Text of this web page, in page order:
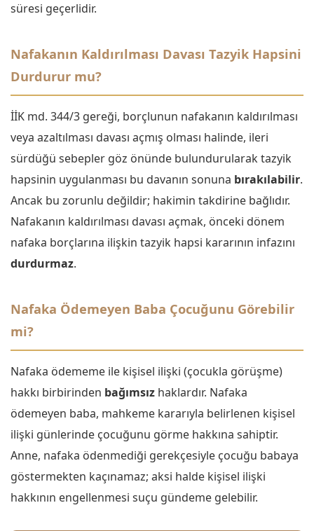
süresi geçerlidir.
Nafakanın Kaldırılması Davası Tazyik Hapsini
Durdurur mu?
İİK md. 344/3 gereği, borçlunun nafakanın kaldırılması
veya azaltılması davası açmış olması halinde, ileri
sürdüğü sebepler göz önünde bulundurularak tazyik
hapsinin uygulanması bu davanın sonuna bırakılabilir.
Ancak bu zorunlu değildir; hakimin takdirine bağlıdır.
Nafakanın kaldırılması davası açmak, önceki dönem
nafaka borçlarına ilişkin tazyik hapsi kararının infazını
durdurmaz.
Nafaka Ödemeyen Baba Çocuğunu Görebilir
mi?
Nafaka ödememe ile kişisel ilişki (çocukla görüşme)
hakkı birbirinden bağımsız haklardır. Nafaka
ödemeyen baba, mahkeme kararıyla belirlenen kişisel
ilişki günlerinde çocuğunu görme hakkına sahiptir.
Anne, nafaka ödenmediği gerekçesiyle çocuğu babaya
göstermekten kaçınamaz; aksi halde kişisel ilişki
hakkının engellenmesi suçu gündeme gelebilir.